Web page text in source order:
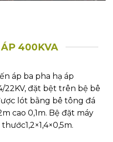
400KVA
áp ba pha hạ áp
22KV, đặt bệt trên bệ bê
lót bằng bê tông đá
cao 0,1m. Bệ đặt máy